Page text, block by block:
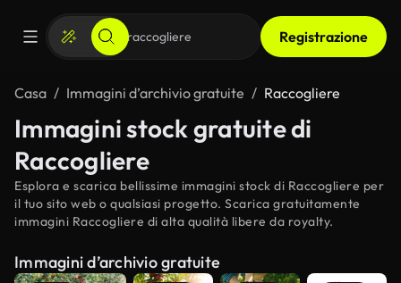
Registrazione
Casa Immagini d’archivio gratuite Raccogliere
Immagini stock gratuite di
Raccogliere
Esplora e scarica bellissime immagini stock di Raccogliere per
il tuo sito web o qualsiasi progetto. Scarica gratuitamente
immagini Raccogliere di alta qualità libere da royalty.
Immagini d’archivio gratuite